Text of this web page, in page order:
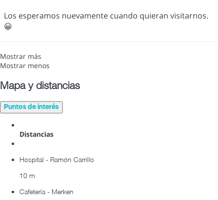
Los esperamos nuevamente cuando quieran visitarnos.
😀
Mostrar más
Mostrar menos
Mapa y distancias
Puntos de interés
Distancias
Hospital - Ramón Carrillo
10 m
Cafetería - Merken